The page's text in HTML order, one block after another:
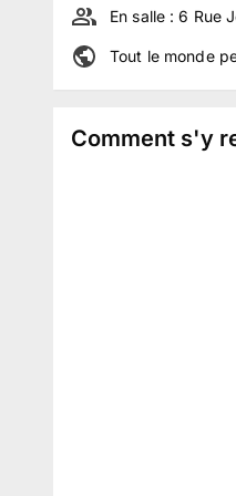
En salle :6 Rue
Tout le monde
Comment s'y